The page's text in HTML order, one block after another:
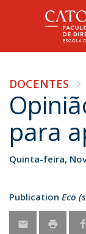
DOCENTES
para
Quinta-feira,
Publication Eco